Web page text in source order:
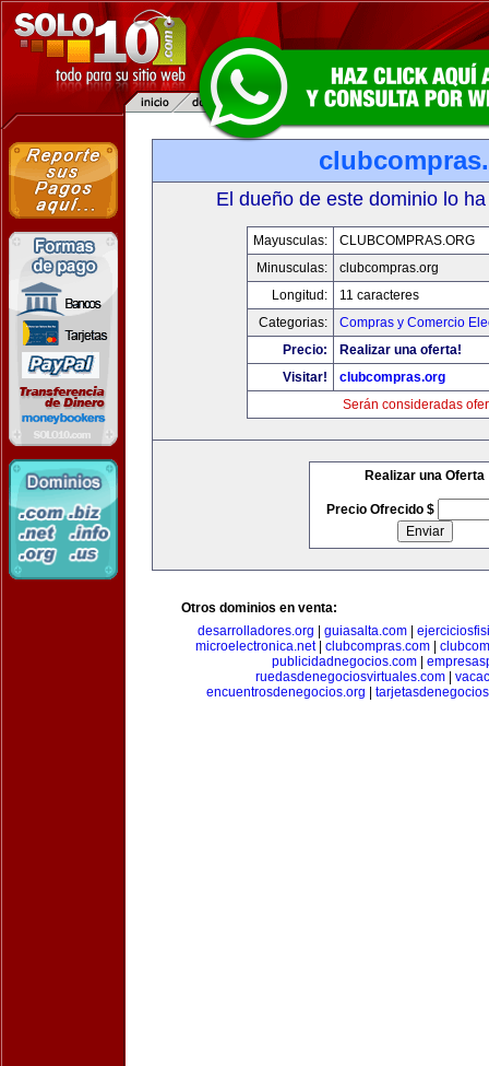
El dueño de este dominio lo
Mayusculas:
CLUBCOMPRAS.ORG
Minusculas:
clubcompras.org
Longitud:
11 caracteres
Categorias:
Compras y Comercio
Precio:
Realizar una oferta!
Visitar!
clubcompras.org
Serán consideradas
Realizar una Oferta
Precio Ofrecido $
Otros dominios en venta:
desarrolladores.org
guiasalta.com|
microelectronica.net| clubcompras.com
publicidadnegocios.com
ruedasdenegociosvirtuales.com|
encuentrosdenegocios.org